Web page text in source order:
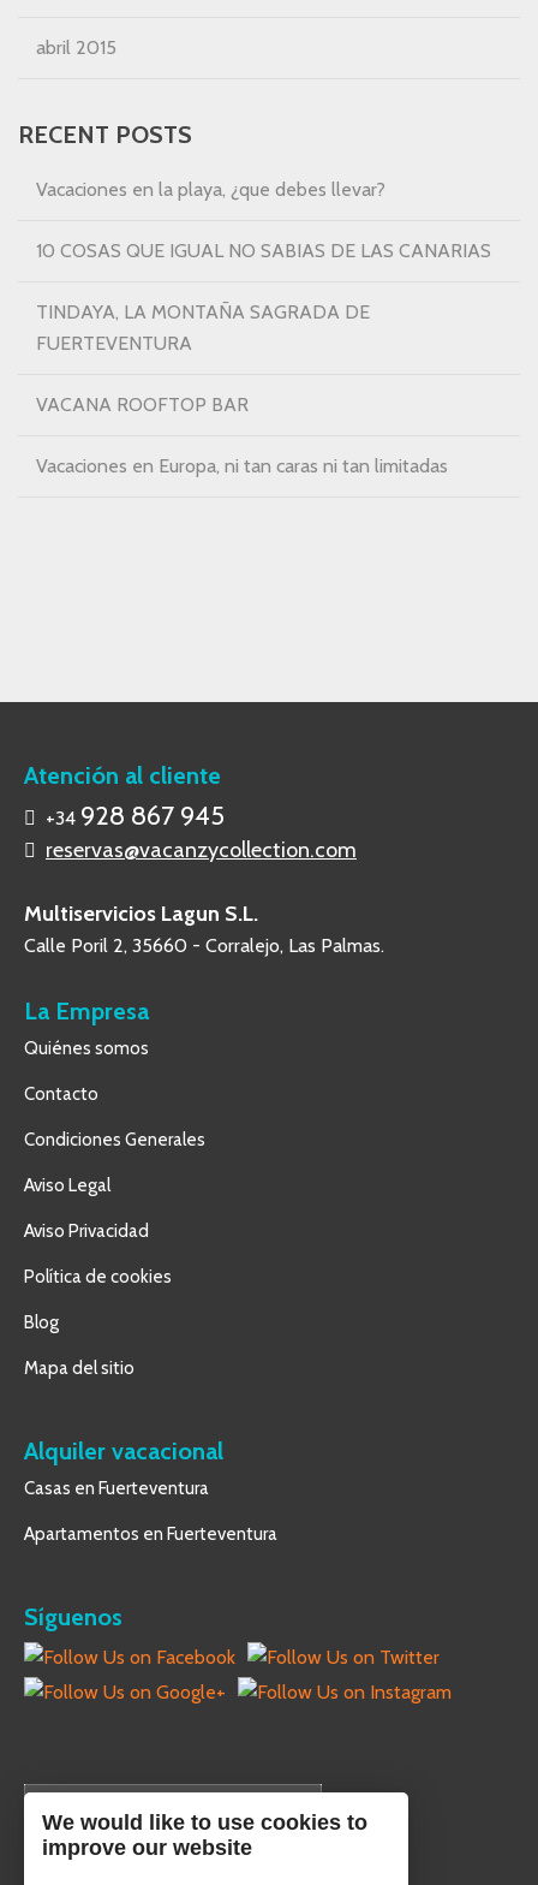
abril 2015
RECENT POSTS
Vacaciones en la playa, ¿que debes llevar?
10 COSAS QUE IGUAL NO SABIAS DE LAS CANARIAS
TINDAYA, LA MONTAÑA SAGRADA DE
FUERTEVENTURA
VACANA ROOFTOP BAR
Vacaciones en Europa, ni tan caras ni tan limitadas
Atención al cliente
+34 928 867 945
reservas@vacanzycollection.com
Multiservicios Lagun S.L.
Calle Poril 2, 35660 - Corralejo, Las Palmas.
La Empresa
Quiénes somos
Contacto
Condiciones Generales
Aviso Legal
Aviso Privacidad
Política de cookies
Blog
Mapa del sitio
Alquiler vacacional
Casas en Fuerteventura
Apartamentos en Fuerteventura
Síguenos
We would like to use cookies to
improve our website